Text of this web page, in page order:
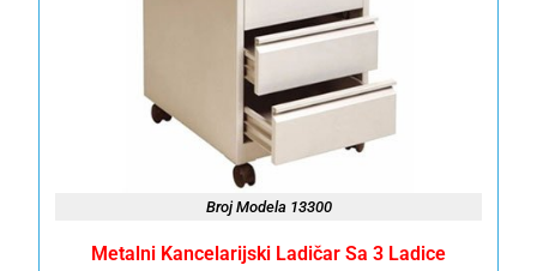
Broj Modela 13300
Metalni Kancelarijski Ladičar Sa 3 Ladice